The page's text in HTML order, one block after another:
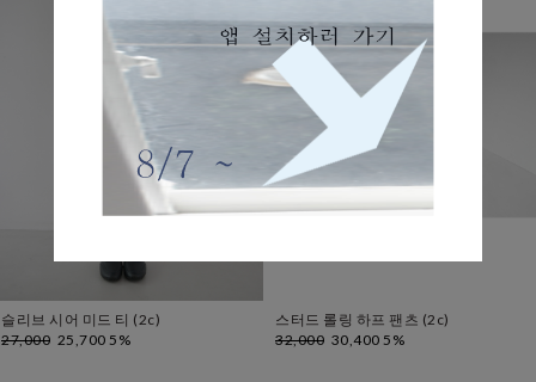
슬리브 시어 미드 티 (2c)
27,000 25,700 5%
스터드 롤링 하프 팬츠 (2c)
32,000 30,400 5%